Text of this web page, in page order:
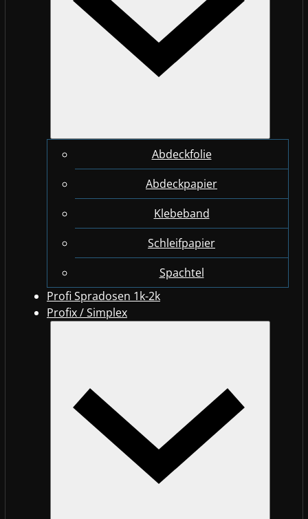
Abdeckfolie
Abdeckpapier
Klebeband
Schleifpapier
Spachtel
Profi Spradosen 1k-2k
Profix / Simplex